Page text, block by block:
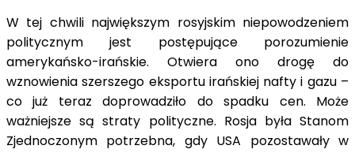
W tej chwili największym rosyjskim niepowodzeniem
politycznym jest postępujące porozumienie
amerykańsko-irańskie. Otwiera ono drogę do
wznowienia szerszego eksportu irańskiej nafty i gazu –
co już teraz doprowadziło do spadku cen. Może
ważniejsze są straty polityczne. Rosja była Stanom
Zjednoczonym potrzebna, gdy USA pozostawały w